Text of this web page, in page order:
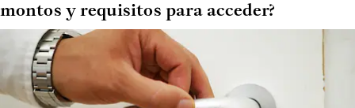
montos y requisitos para acceder?